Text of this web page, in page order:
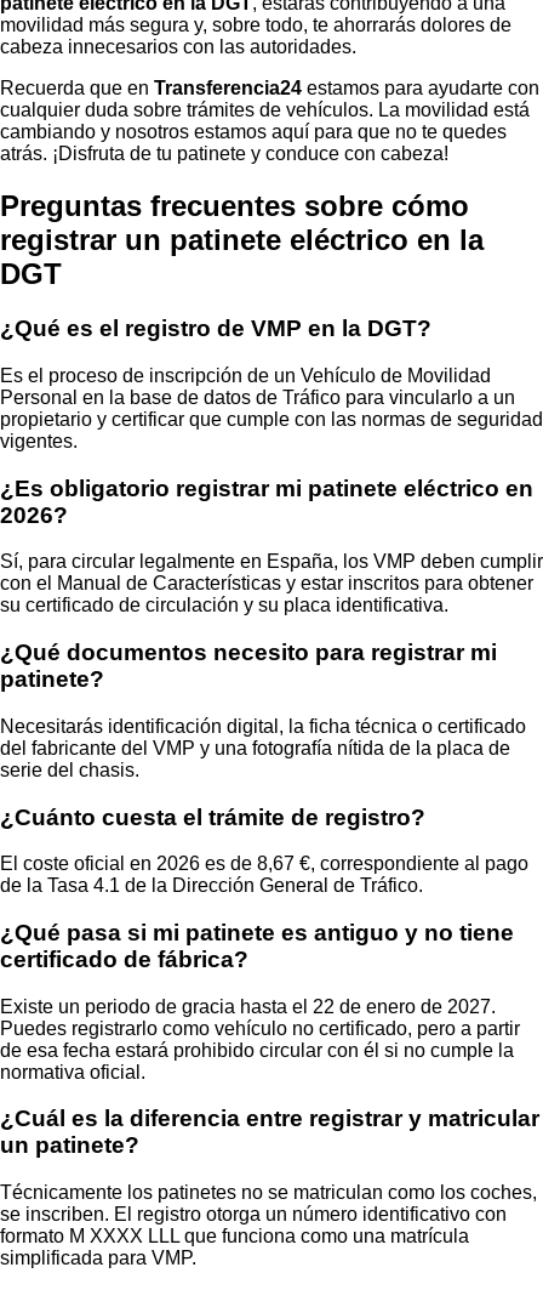
movilidad más segura y, sobre todo, te ahorrarás dolores de
cabeza innecesarios con las autoridades.
Recuerda que en Transferencia24 estamos para ayudarte con
cualquier duda sobre trámites de vehículos. La movilidad está
cambiando y nosotros estamos aquí para que no te quedes
atrás. ¡Disfruta de tu patinete y conduce con cabeza!
Preguntas frecuentes sobre cómo
registrar un patinete eléctrico en la
DGT
¿Qué es el registro de VMP en la DGT?
Es el proceso de inscripción de un Vehículo de Movilidad
Personal en la base de datos de Tráfico para vincularlo a un
propietario y certificar que cumple con las normas de seguridad
vigentes.
¿Es obligatorio registrar mi patinete eléctrico en
2026?
Sí, para circular legalmente en España, los VMP deben cumplir
con el Manual de Características y estar inscritos para obtener
su certificado de circulación y su placa identificativa.
¿Qué documentos necesito para registrar mi
patinete?
Necesitarás identificación digital, la ficha técnica o certificado
del fabricante del VMP y una fotografía nítida de la placa de
serie del chasis.
¿Cuánto cuesta el trámite de registro?
El coste oficial en 2026 es de 8,67 €, correspondiente al pago
de la Tasa 4.1 de la Dirección General de Tráfico.
¿Qué pasa si mi patinete es antiguo y no tiene
certificado de fábrica?
Existe un periodo de gracia hasta el 22 de enero de 2027.
Puedes registrarlo como vehículo no certificado, pero a partir
de esa fecha estará prohibido circular con él si no cumple la
normativa oficial.
¿Cuál es la diferencia entre registrar y matricular
un patinete?
Técnicamente los patinetes no se matriculan como los coches,
se inscriben. El registro otorga un número identificativo con
formato M XXXX LLL que funciona como una matrícula
simplificada para VMP.